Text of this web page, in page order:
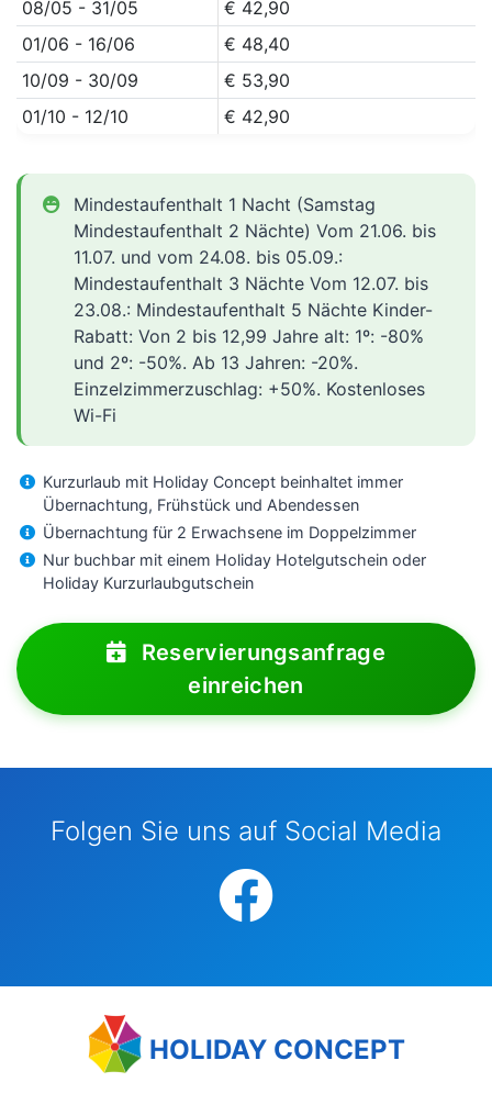
08/05 - 31/05
€ 42,90
01/06 - 16/06
€ 48,40
10/09 - 30/09
€ 53,90
01/10 - 12/10
€ 42,90
Mindestaufenthalt 1 Nacht (Samstag
Mindestaufenthalt 2 Nächte) Vom 21.06. bis
11.07. und vom 24.08. bis 05.09.:
Mindestaufenthalt 3 Nächte Vom 12.07. bis
23.08.: Mindestaufenthalt 5 Nächte Kinder-
Rabatt: Von 2 bis 12,99 Jahre alt: 1º: -80%
und 2º: -50%. Ab 13 Jahren: -20%.
Einzelzimmerzuschlag: +50%. Kostenloses
Wi-Fi
Kurzurlaub mit Holiday Concept beinhaltet immer
Übernachtung, Frühstück und Abendessen
Übernachtung für 2 Erwachsene im Doppelzimmer
Nur buchbar mit einem Holiday Hotelgutschein oder
Holiday Kurzurlaubgutschein
Reservierungsanfrage
einreichen
Folgen Sie uns auf Social Media
HOLIDAY CONCEPT